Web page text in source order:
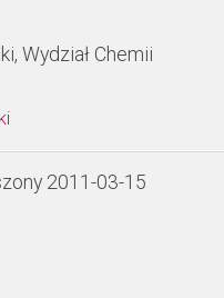
Wydział Chemii
2011-03-15